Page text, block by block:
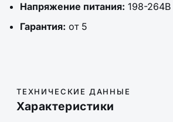
Напряжение питания: 198-264В
Гарантия: от 5
ТЕХНИЧЕСКИЕ ДАННЫЕ
Характеристики